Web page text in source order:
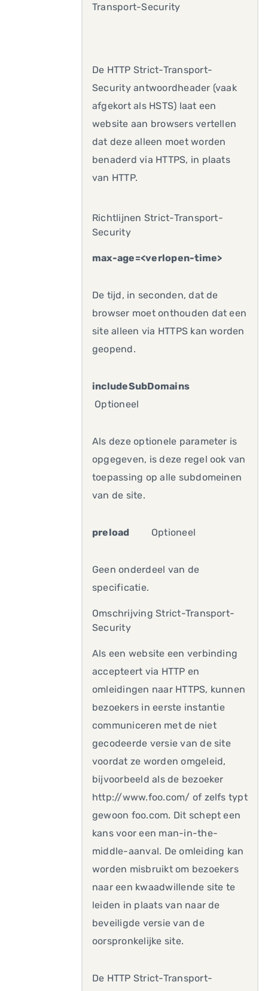
Transport-Security
De HTTP Strict-Transport-
Security antwoordheader (vaak
afgekort als HSTS) laat een
website aan browsers vertellen
dat deze alleen moet worden
benaderd via HTTPS, in plaats
van HTTP.
Richtlijnen Strict-Transport-
Security
max-age=<verlopen-time>
De tijd, in seconden, dat de
browser moet onthouden dat een
site alleen via HTTPS kan worden
geopend.
includeSubDomains
Optioneel
Als deze optionele parameter is
opgegeven, is deze regel ook van
toepassing op alle subdomeinen
van de site.
preload Optioneel
Geen onderdeel van de
specificatie.
Omschrijving Strict-Transport-
Security
Als een website een verbinding
accepteert via HTTP en
omleidingen naar HTTPS, kunnen
bezoekers in eerste instantie
communiceren met de niet
gecodeerde versie van de site
voordat ze worden omgeleid,
bijvoorbeeld als de bezoeker
http://www.foo.com/ of zelfs typt
gewoon foo.com. Dit schept een
kans voor een man-in-the-
middle-aanval. De omleiding kan
worden misbruikt om bezoekers
naar een kwaadwillende site te
leiden in plaats van naar de
beveiligde versie van de
oorspronkelijke site.
De HTTP Strict-Transport-